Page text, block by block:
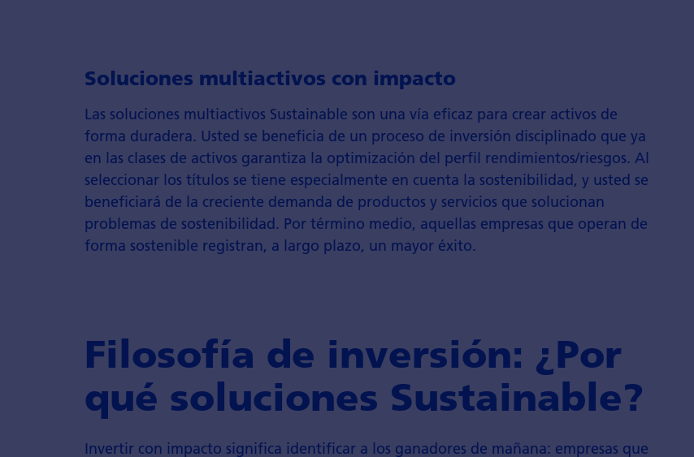
Soluciones multiactivos con impacto
Las soluciones multiactivos Sustainable son una vía eficaz para crear activos de
forma duradera. Usted se beneficia de un proceso de inversión disciplinado que ya
en las clases de activos garantiza la optimización del perfil rendimientos/riesgos. Al
seleccionar los títulos se tiene especialmente en cuenta la sostenibilidad, y usted se
beneficiará de la creciente demanda de productos y servicios que solucionan
problemas de sostenibilidad. Por término medio, aquellas empresas que operan de
forma sostenible registran, a largo plazo, un mayor éxito.
Filosofía de inversión: ¿Por
qué soluciones Sustainable?
Invertir con impacto significa identificar a los ganadores de mañana: empresas que